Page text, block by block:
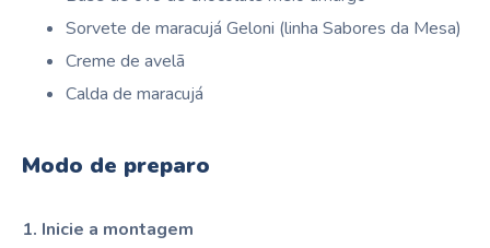
Sorvete de maracujá Geloni (linha Sabores da Mesa)
Creme de avelã
Calda de maracujá
Modo de preparo
1. Inicie a montagem